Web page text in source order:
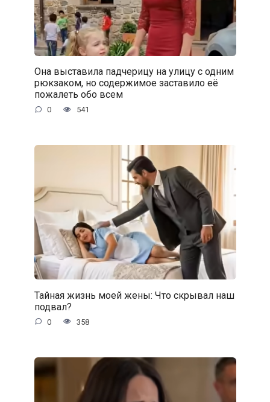
Она выставила падчерицу на улицу с одним
рюкзаком, но содержимое заставило её
пожалеть обо всем
0 541
Тайная жизнь моей жены: Что скрывал наш
подвал?
0 358